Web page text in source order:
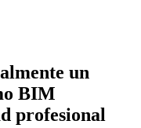
un
BIM
profesional